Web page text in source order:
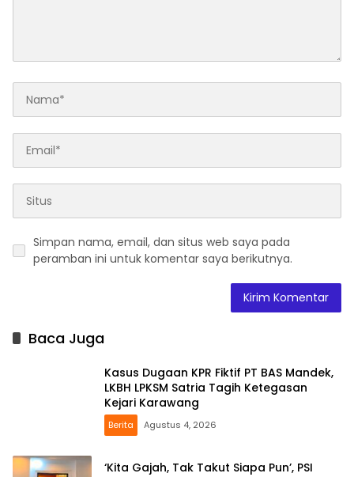
Simpan nama, email, dan situs web saya pada
peramban ini untuk komentar saya berikutnya.
Baca Juga
Kasus Dugaan KPR Fiktif PT BAS Mandek,
LKBH LPKSM Satria Tagih Ketegasan
Kejari Karawang
Berita Agustus 4, 2026
‘Kita Gajah, Tak Takut Siapa Pun’, PSI